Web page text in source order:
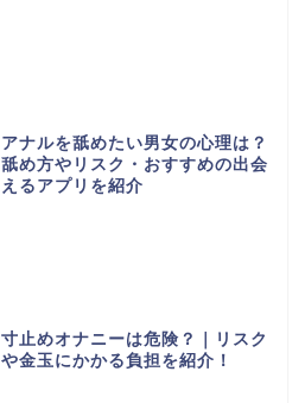
アナルを舐めたい男女の心理は？
舐め方やリスク・おすすめの出会
えるアプリを紹介
寸止めオナニーは危険？｜リスク
や金玉にかかる負担を紹介！